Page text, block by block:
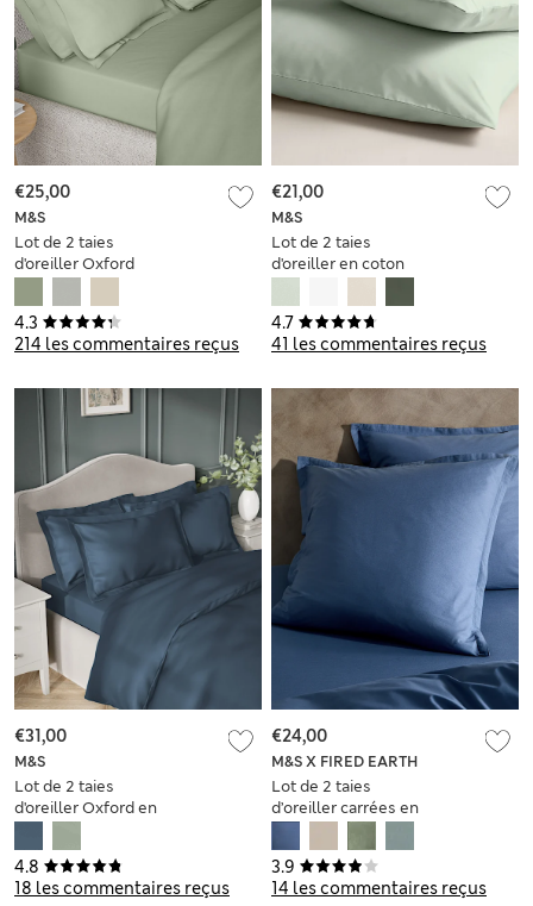
4.3
214 les commentaires reçus
M&S
Lot de 2 taies
d'oreiller Oxford
tissage 300 fils
€25,00
4.7
41 les commentaires reçus
M&S
Lot de 2 taies
d'oreiller en coton
impeccable avec
une densité de
tissage de 230 fils
€21,00
4.8
18 les commentaires reçus
M&S
Lot de 2 taies
d'oreiller Oxford en
égyptien avec
densité de tissage
de 400 fils
€31,00
3.9
14 les commentaires reçus
M&S X FIRED EARTH
Lot de 2 taies
d’oreiller carrées en
coton aspect délavé
€24,00